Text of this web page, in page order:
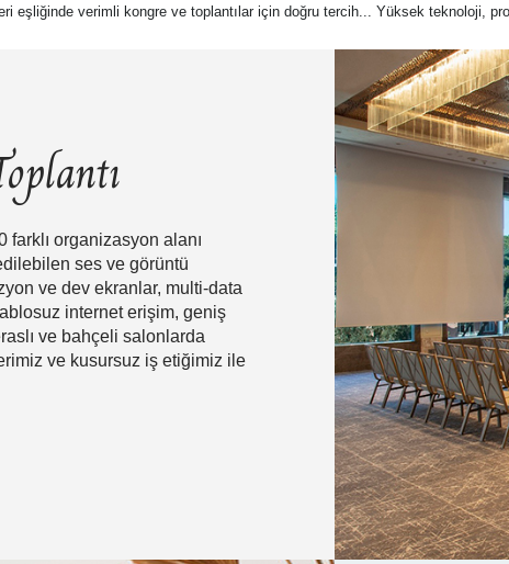
eşliğinde verimli kongre ve toplantılar için doğru tercih... Yüksek teknoloji,
farklı organizasyon alanı
ses ve görüntü
ve dev ekranlar, multi-data
internet erişim, geniş
ve bahçeli salonlarda
ve kusursuz iş etiğimiz ile